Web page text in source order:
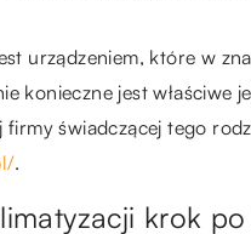
urządzeniem, które w
konieczne jest
firmy świadczącej tego
.
krok